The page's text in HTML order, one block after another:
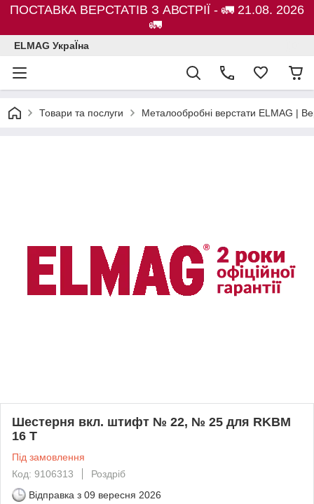
ПОСТАВКА ВЕРСТАТІВ З АВСТРІЇ - 🚛 21.08. 2026
🚛
ELMAG УкраЇна
Товари та послуги Металообробні верстати ELMAG |
Шестерня вкл. штифт № 22, № 25 для RKBM
16 T
Під замовлення
Код: 9106313
Роздріб
Відправка з 09 вересня 2026